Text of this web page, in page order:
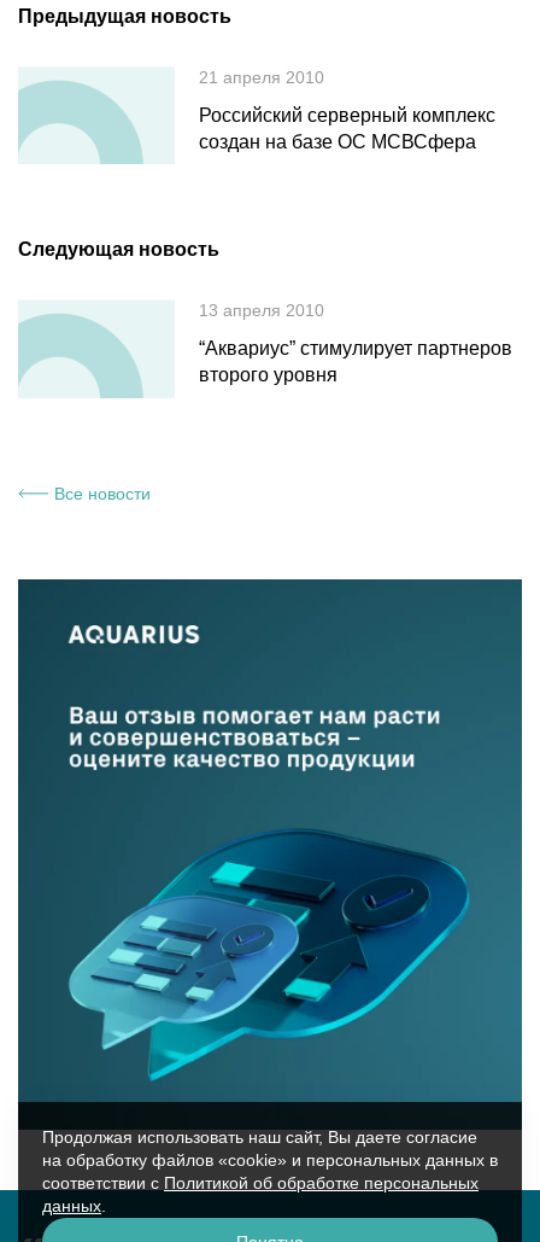
Предыдущая новость
21 апреля 2010
Российский серверный комплекс
создан на базе ОС МСВСфера
Следующая новость
13 апреля 2010
“Аквариус” стимулирует партнеров
второго уровня
Все новости
Продолжая использовать наш сайт, Вы даете согласие
на обработку файлов «cookie» и персональных данных в
соответствии с Политикой об обработке персональных
данных